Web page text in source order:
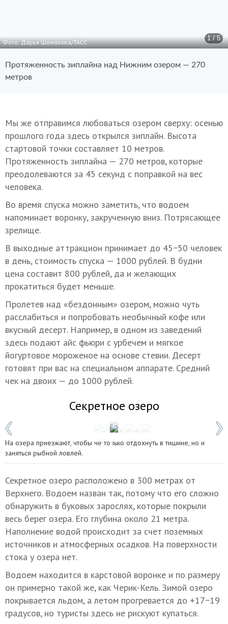
1 / 5
Фото: Дарья Шомахова/ТАСС
Протяженность зиплайна над Нижним озером — 270
метров
Мы же отправимся любоваться озером сверху: осенью
прошлого года здесь открылся зиплайн. Высота
стартовой точки составляет 10 метров.
Протяженность зиплайна — 270 метров, которые
преодолеваются за 45 секунд с поправкой на вес
человека.
Во время спуска можно заметить, что водоем
напоминает воронку, закрученную вниз. Потрясающее
зрелище.
В выходные аттракцион принимает до 45−50 человек
в день, стоимость спуска — 1000 рублей. В будни
цена составит 800 рублей, да и желающих
прокатиться будет меньше.
Пролетев над «бездонным» озером, можно чуть
расслабиться и попробовать необычный кофе или
вкусный десерт. Например, в одном из заведений
здесь подают айс фьюри с урбечем и мягкое
йогуртовое мороженое на основе стевии. Десерт
готовят при вас на специальном аппарате. Средний
чек на двоих — до 1000 рублей.
Секретное озеро
Фото: Дарья Шомахова/ТАСС
1 / 7
На озера приезжают, чтобы не только отдохнуть в тишине, но и
заняться рыбной ловлей.
Секретное озеро расположено в 300 метрах от
Верхнего. Водоем назван так, потому что его сложно
обнаружить в буковых зарослях, которые покрыли
весь берег озера. Его глубина около 21 метра.
Наполнение водой происходит за счет поземных
источников и атмосферных осадков. На поверхности
стока у озера нет.
Водоем находится в карстовой воронке и по размеру
он примерно такой же, как Черик-Кель. Зимой озеро
покрывается льдом, а летом прогревается до +17−19
градусов, но туристы здесь не рискуют купаться.